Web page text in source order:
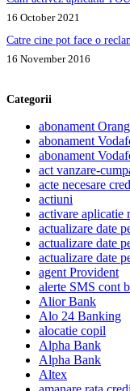
16 October 2021
Catre cine pot face o
16 November 2016
Categorii
abonament
abonament
abonament
act vanzare-
acte necesare
actiuni
activare aplicatie
actualizare date
actualizare date
actualizare date
agent Provident
alerte SMS cont
Alior Bank
Alo 24 Banking
alocatie copil
Alpha Bank
Alpha Bank
Altex